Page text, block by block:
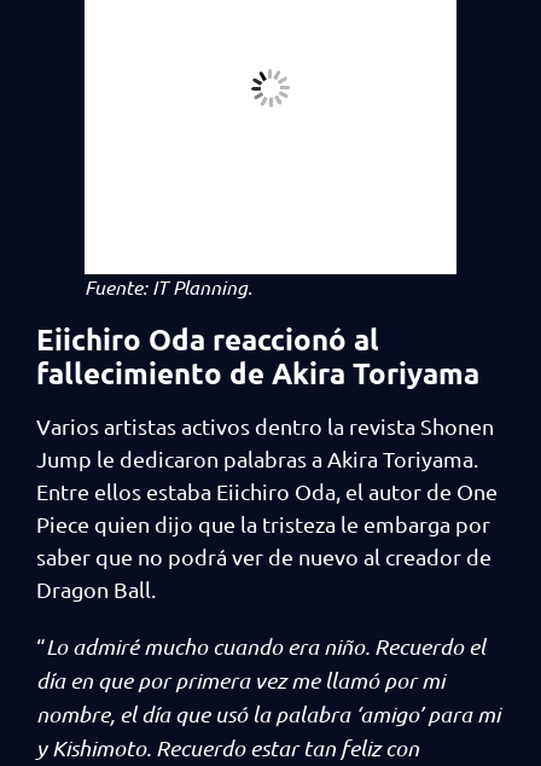
Fuente: IT Planning.
Eiichiro Oda reaccionó al
fallecimiento de Akira Toriyama
Varios artistas activos dentro la revista Shonen
Jump le dedicaron palabras a Akira Toriyama.
Entre ellos estaba Eiichiro Oda, el autor de One
Piece quien dijo que la tristeza le embarga por
saber que no podrá ver de nuevo al creador de
Dragon Ball.
“Lo admiré mucho cuando era niño. Recuerdo el
día en que por primera vez me llamó por mi
nombre, el día que usó la palabra ‘amigo’ para mi
y Kishimoto. Recuerdo estar tan feliz con